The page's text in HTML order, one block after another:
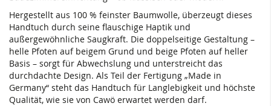
Hergestellt aus 100 % feinster Baumwolle, überzeugt dieses
Handtuch durch seine flauschige Haptik und
außergewöhnliche Saugkraft. Die doppelseitige Gestaltung –
helle Pfoten auf beigem Grund und beige Pfoten auf heller
Basis – sorgt für Abwechslung und unterstreicht das
durchdachte Design. Als Teil der Fertigung „Made in
Germany“ steht das Handtuch für Langlebigkeit und höchste
Qualität, wie sie von Cawö erwartet werden darf.